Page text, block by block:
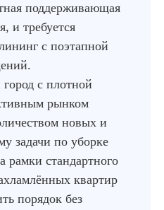
поддерживающая
и требуется
с поэтапной
с плотной
рынком
новых и
задачи по уборке
рамки стандартного
квартир
порядок без